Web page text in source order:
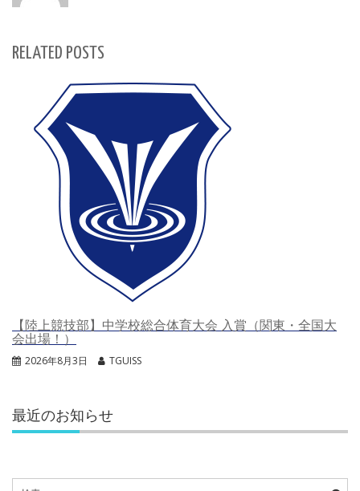
RELATED POSTS
【陸上競技部】中学校総合体育大会 入賞（関東・全国大
会出場！）
2026年8月3日 TGUISS
最近のお知らせ